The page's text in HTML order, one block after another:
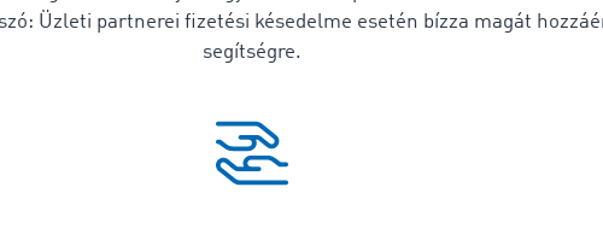
Üzleti partnerei fizetési késedelme esetén bízza magát
segítségre.